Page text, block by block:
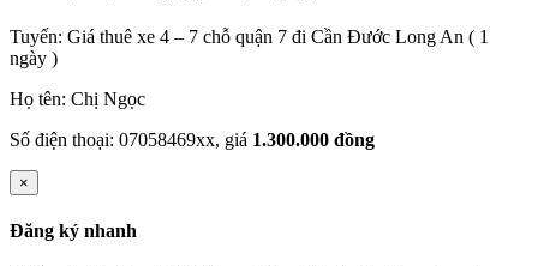
Tuyến: Giá thuê xe 4 – 7 chỗ quận 7 đi Cần Đước Long An ( 1
ngày )
Họ tên: Chị Ngọc
Số điện thoại: 07058469xx, giá 1.300.000 đồng
×
Đăng ký nhanh